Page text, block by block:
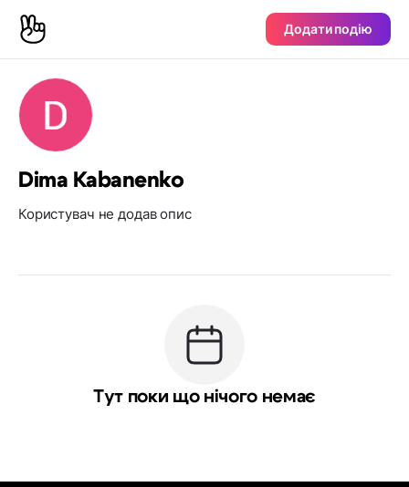
Додати подію
Dima Kabanenko
Користувач не додав опис
Тут поки що нічого немає